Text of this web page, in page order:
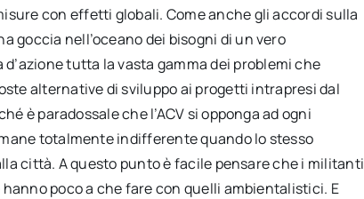
con effetti globali. Come anche gli accordi sulla
goccia nell’oceano dei bisogni di un vero
tutta la vasta gamma dei problemi che
alternative di sviluppo ai progetti intrapresi dal
è paradossale che l’ACV si opponga ad ogni
totalmente indifferente quando lo stesso
città. A questo punto è facile pensare che i militanti
poco a che fare con quelli ambientalistici. E